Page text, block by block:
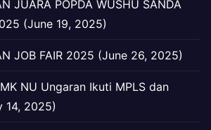
JUARA POPDA WUSHU SANDA
(June 19, 2025)
JOB FAIR 2025 (June 26, 2025)
NU Ungaran Ikuti MPLS dan
14, 2025)